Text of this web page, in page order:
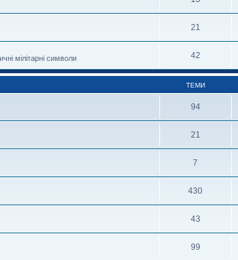
21
мілітарні символи 42
ТЕМИ
94
21
7
430
43
99